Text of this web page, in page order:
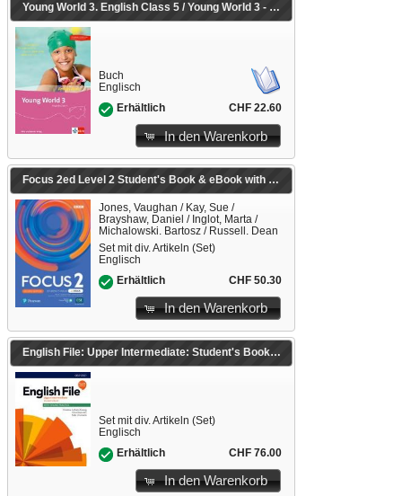
Young World 3. English Class 5 / Young World 3 - Ausgabe ab 2018
Buch
Englisch
Erhältlich
CHF 22.60
In den Warenkorb
Focus 2ed Level 2 Student's Book & eBook with Extra Digital Activities & App
Jones, Vaughan / Kay, Sue /
Brayshaw, Daniel / Inglot, Marta /
Michalowski, Bartosz / Russell, Dean
/ Trapnell, Beata
Set mit div. Artikeln (Set)
Englisch
Erhältlich
CHF 50.30
In den Warenkorb
English File: Upper Intermediate: Student's Book with Online Practice
Set mit div. Artikeln (Set)
Englisch
Erhältlich
CHF 76.00
In den Warenkorb